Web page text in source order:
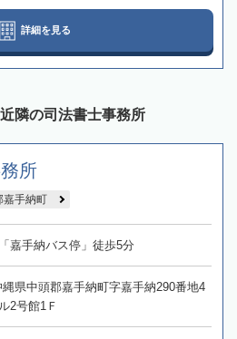
詳細を見る
隣の司法書士事務所
所
嘉手納町
嘉手納バス停」徒歩5分
県中頭郡嘉手納町字嘉手納290番地4
2号館1Ｆ